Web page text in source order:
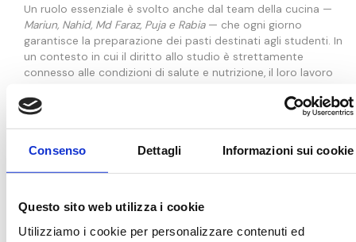
Consenso Dettagli Informazioni sui cookie
Questo sito web utilizza i cookie
Utilizziamo i cookie per personalizzare contenuti ed
Un ruolo essenziale è svolto anche dal team della cucina —
Mariun, Nahid, Md Faraz, Puja e Rabia — che ogni giorno
garantisce la preparazione dei pasti destinati agli studenti. In
un contesto in cui il diritto allo studio è strettamente
connesso alle condizioni di salute e nutrizione, il loro lavoro
educativa del progetto.
progetto educativo
“Nutrire Speranze”, accompagna bambini
e giovani in un percorso che intreccia apprendimento, salute
fare della scuola non solo un luogo di istruzione, ma uno
spazio stabile di crescita, protezione e sviluppo comunitario.